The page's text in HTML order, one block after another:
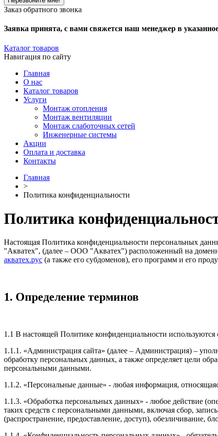
Заказ обратного звонка
Заявка принята, с вами свяжется наш менеджер в
Каталог товаров
Навигация по сайту
Главная
О нас
Каталог товаров
Услуги
Монтаж отопления
Монтаж вентиляции
Монтаж слаботочных сетей
Инженерные системы
Акции
Оплата и доставка
Контакты
Главная
>
Политика конфиденциальности
Политика
Настоящая Политика конфиденциальности персональных
"Акватех", (далее – ООО "Акватех") расположенный на
акватех.рус (а также его субдоменов), его программ и его
1. Определение терминов
1.1 В настоящей Политике конфиденциальности
1.1.1. «Администрация сайта» (далее – Администрация) –
обработку персональных данных, а также определяет цели
персональными данными.
1.1.2. «Персональные данные» - любая информация,
1.1.3. «Обработка персональных данных» - любое действие
таких средств с персональными данными, включая сбор,
(распространение, предоставление, доступ), обезличивание,